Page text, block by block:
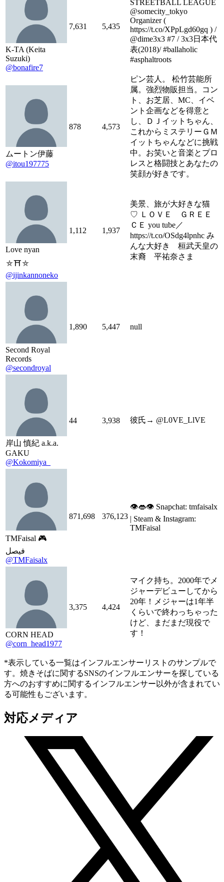
K-TA (Keita
Suzuki)
@bonafire7
7,631 5,435
STREETBALL LEAGUE
@somecity_tokyo
Organizer (
https://t.co/XPpLgd60gq ) /
@dime3x3 #7 / 3x3日本代
表(2018)/ #ballaholic
#asphaltroots
ムートン伊藤
@itou197775
878 4,573
ピン芸人。 松竹芸能所
属。強烈物販担当。コン
ト、お芝居、MC、イベ
ント企画などを得意と
し、ＤＪイットちゃん、
これからミステリーＧＭ
イットちゃんなどに挑戦
中。お笑いと音楽とプロ
レスと格闘技とあなたの
笑顔が好きです。
Love nyan
⛤️⛩⛤️
@ijinkannoneko
1,112 1,937
美景、旅が大好きな猫
♡ ＬＯＶＥ ＧＲＥＥ
ＣＥ you tube／
https://t.co/OSdg4lpnhc み
んな大好き 桓武天皇の
末裔 平祐奈さま
Second Royal
Records
@secondroyal
1,890 5,447 null
岸山 慎紀 a.k.a.
GAKU
@Kokomiya_
44 3,938 彼氏→ @L0VE_LlVE
TMFaisal 🎮
فيصل
@TMFaisalx
871,698 376,123
👁👄👁 Snapchat: tmfaisalx
| Steam & Instagram:
TMFaisal
CORN HEAD
@corn_head1977
3,375 4,424
マイク持ち。2000年でメ
ジャーデビューしてから
20年！メジャーは1年半
くらいで終わっちゃった
けど、まだまだ現役で
す！
*表示している一覧はインフルエンサーリストのサンプルで
す。焼きそばに関するSNSのインフルエンサーを探している
方へのおすすめに関するインフルエンサー以外が含まれてい
る可能性もございます。
対応メディア